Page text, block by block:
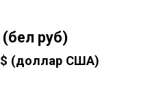
(бел руб)
$ (доллар США)